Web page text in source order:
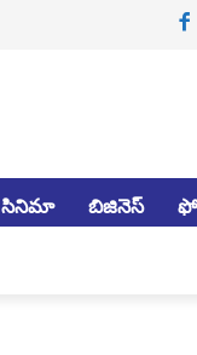
సినిమా బిజినెస్